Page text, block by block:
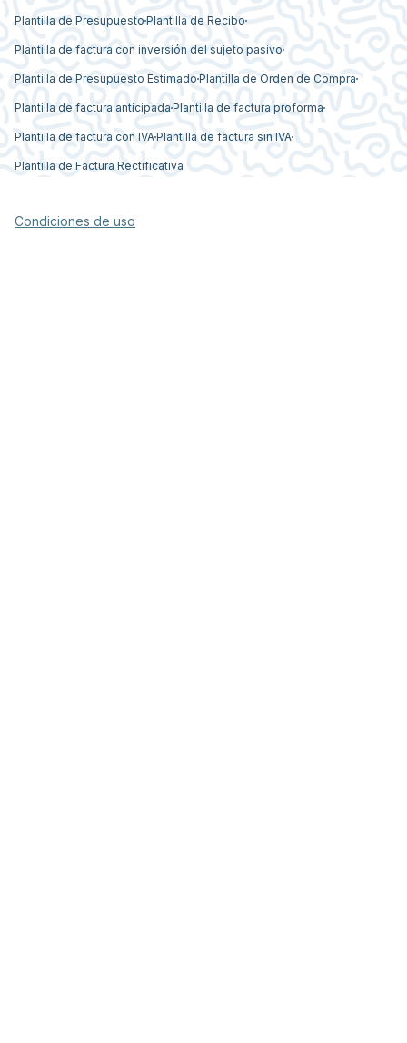
Plantilla de Presupuesto Plantilla de Recibo
Plantilla de factura con inversión del sujeto pasivo
Plantilla de Presupuesto Estimado Plantilla de Orden de Compra
Plantilla de factura anticipada Plantilla de factura proforma
Plantilla de factura con IVAPlantilla de factura sin IVA
Plantilla de Factura Rectificativa
Condiciones de uso